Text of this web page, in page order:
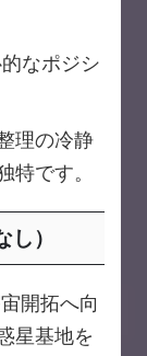
なポジシ
理の冷静
特です。
）
開拓へ向
星基地を